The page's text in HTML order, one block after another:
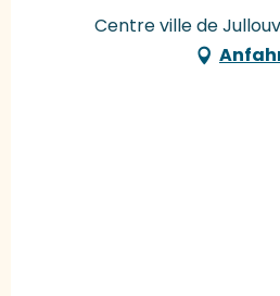
Centre ville de